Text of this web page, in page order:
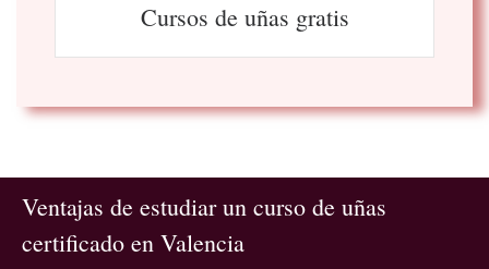
Cursos de uñas gratis
Ventajas de estudiar un curso de uñas
certificado en Valencia